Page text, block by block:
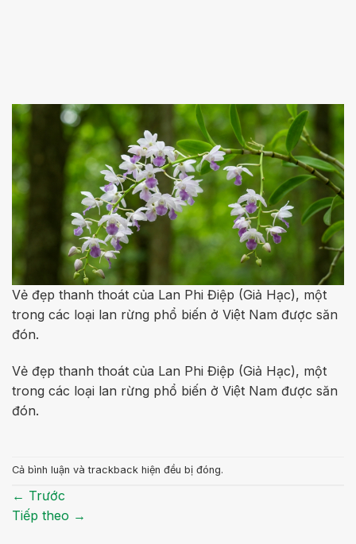
Vẻ đẹp thanh thoát của Lan Phi Điệp (Giả Hạc), một
trong các loại lan rừng phổ biến ở Việt Nam được săn
đón.
Vẻ đẹp thanh thoát của Lan Phi Điệp (Giả Hạc), một
trong các loại lan rừng phổ biến ở Việt Nam được săn
đón.
Cả bình luận và trackback hiện đều bị đóng.
← Trước
Tiếp theo →